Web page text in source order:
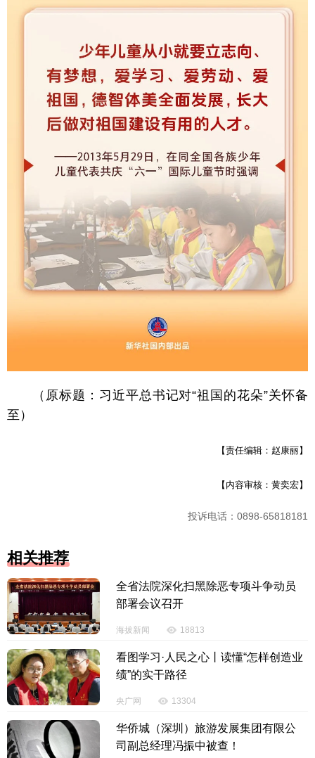
（原标题：习近平总书记对“祖国的花朵”关怀备
至）
【责任编辑：赵康丽】
【内容审核：黄奕宏】
投诉电话：0898-65818181
相关推荐
全省法院深化扫黑除恶专项斗争动员
部署会议召开
海拔新闻 18813
看图学习·人民之心丨读懂“怎样创造业
绩”的实干路径
央广网 13304
华侨城（深圳）旅游发展集团有限公
司副总经理冯振中被查！